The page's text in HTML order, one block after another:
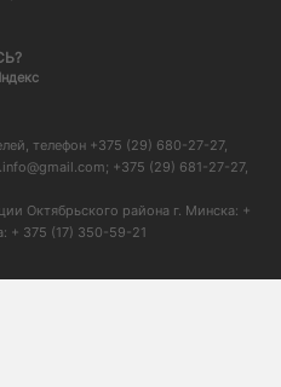
телефон +375 (29) 680-27-27,
+375 (29) 681-27-27,
Октябрьского района г. Минска: +
+ 375 (17) 350-59-21